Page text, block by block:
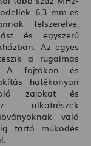
6,3 mm-es
felszerelve,
és egyszerű
Az egyes
a rugalmas
A fojtókon és
hatékonyan
zajokat és
alkatrészek
való
tartó működés